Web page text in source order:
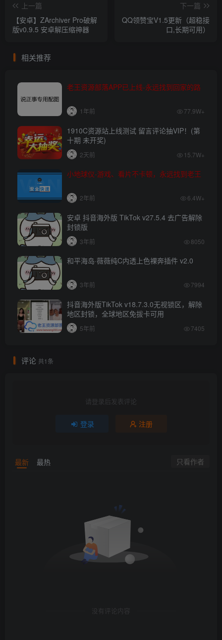
上一篇
【安卓】ZArchiver Pro破解
版v0.9.5 安卓解压缩神器
下一篇
QQ领赞宝V1.5更新（超稳接
口,长期可用）
相关推荐
老王资源部落APP已上线-永远找到回家的路
1年前 77.9W+
1910C资源站上线测试 留言评论抽VIP！(第
十期 未开奖)
2天前 15.7W+
小地球仪-游戏、看片不卡顿，永远找到老王
2年前 6.4W+
安卓 抖音海外版 TikTok v27.5.4 去广告解除
封锁版
3年前 8050
和平海岛·薇薇纯C内透上色裸奔插件 v2.0
3年前 7994
抖音海外版TikTok v18.7.3.0无视锁区，解除
地区封锁，全球地区免拔卡可用
5年前 7405
评论 共1条
请登录后发表评论
登录 注册
最新 最热 只看作者
没有评论内容